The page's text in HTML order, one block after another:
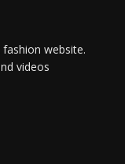
website.
videos